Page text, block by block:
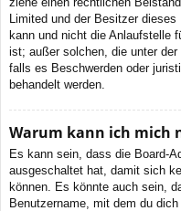
Limited und der Besitzer
kann und nicht die Anlaufstelle
ist; außer solchen, die unter der
falls es Beschwerden oder
behandelt werden.
Warum kann ich mich
Es kann sein, dass die Board-
ausgeschaltet hat, damit sich
können. Es könnte auch sein,
Benutzername, mit dem du